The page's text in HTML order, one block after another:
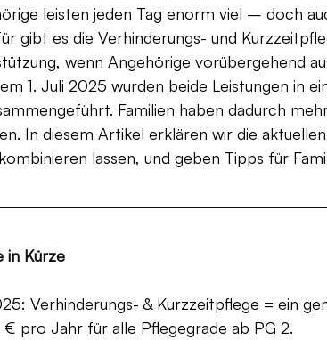
leisten jeden Tag enorm viel – doch
gibt es die Verhinderungs- und
wenn Angehörige vorübergehend
1. Juli 2025 wurden beide Leistungen in
Familien haben dadurch
In diesem Artikel erklären wir die
lassen, und geben Tipps für
in Kürze
Verhinderungs- & Kurzzeitpflege = ein
€ pro Jahr für alle Pflegegrade ab PG 2.